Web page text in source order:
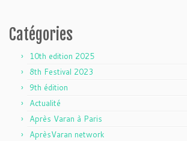
Catégories
10th edition 2025
8th Festival 2023
9th édition
Actualité
Après Varan à Paris
AprèsVaran network